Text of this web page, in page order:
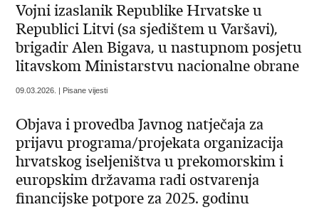
Vojni izaslanik Republike Hrvatske u
Republici Litvi (sa sjedištem u Varšavi),
brigadir Alen Bigava, u nastupnom posjetu
litavskom Ministarstvu nacionalne obrane
09.03.2026. | Pisane vijesti
Objava i provedba Javnog natječaja za
prijavu programa/projekata organizacija
hrvatskog iseljeništva u prekomorskim i
europskim državama radi ostvarenja
financijske potpore za 2025. godinu